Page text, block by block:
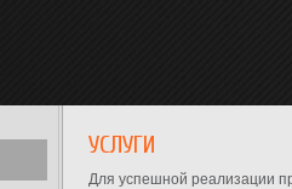
УСЛУГИ
Для успешной реализации